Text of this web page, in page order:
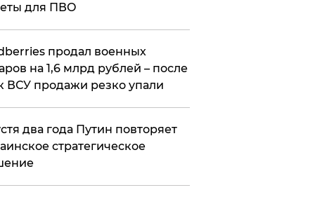
для ПВО
продал военных
на 1,6 млрд рублей – после
ВСУ продажи резко упали
два года Путин повторяет
стратегическое